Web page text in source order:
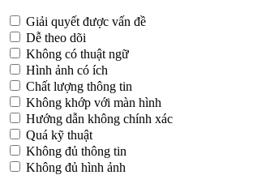
Giải quyết được vấn đề
Dễ theo dõi
Không có thuật ngữ
Hình ảnh có ích
Chất lượng thông tin
Không khớp với màn hình
Hướng dẫn không chính xác
Quá kỹ thuật
Không đủ thông tin
Không đủ hình ảnh